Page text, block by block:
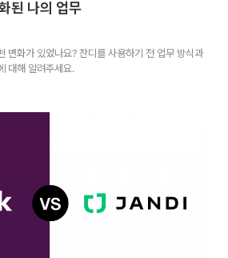
된 나의 업무
변화가 있었나요? 잔디를 사용하기 전 업무 방식과
대해 알려주세요.